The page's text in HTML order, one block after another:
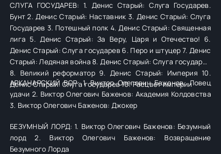
СЛУГА ГОСУДАРЕВ: 1. Денис Старый: Слуга Государев.
Бунт 2. Денис Старый: Наставник 3. Денис Старый: Слуга
Государев 3. Потешный полк 4. Денис Старый: Священная
лига 5. Денис Старый: За Веру, Царя и Отечество! 6.
Денис Старый: Слуга государев 6. Перо и штуцер 7. Денис
Старый: Ледяная война 8. Денис Старый: Слуга государев
8. Великий реформатор 9. Денис Старый: Империя 10.
Денис Старый: Слуга государев 10. Расцвет империи
АРКАНАРСКИЙ ВОР: 1. Виктор Олегович Баженов: Ловец
удачи 2. Виктор Олегович Баженов: Академия Колдовства
3. Виктор Олегович Баженов: Джокер
БЕЗУМНЫЙ ЛОРД: 1. Виктор Олегович Баженов: Безумный
лорд 2. Виктор Олегович Баженов: Возвращение
Безумного Лорда